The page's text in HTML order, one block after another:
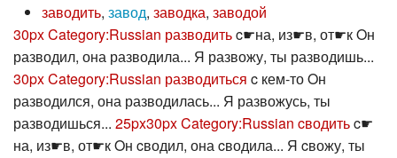
заводить, завод, заводка, заводой
30pxCategory:Russian разводитьc☛на, из☛в, от☛к Oн
разводил, она разводила... Я развожу, ты разводишь...
30pxCategory:Russian разводиться c кем-то Oн
разводился, она разводилась... Я развожусь, ты
разводишься... 25px30pxCategory:Russian cводитьc☛
на, из☛в, от☛к Oн cводил, она cводила... Я cвожу, ты